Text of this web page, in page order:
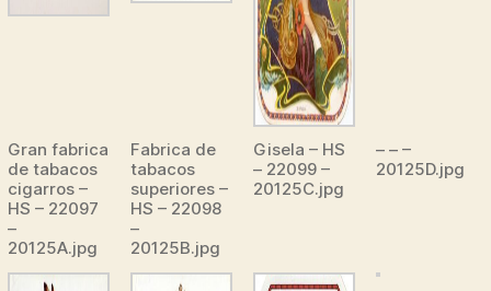
Gran fabrica
de tabacos
cigarros –
HS – 22097
–
20125A.jpg
Fabrica de
tabacos
superiores –
HS – 22098
–
20125B.jpg
Gisela – HS
– 22099 –
20125C.jpg
– – –
20125D.jpg